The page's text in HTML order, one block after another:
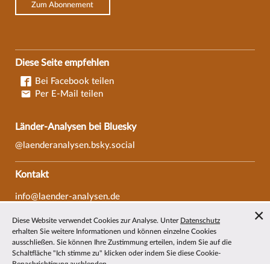
Zum Abonnement
Diese Seite empfehlen
Bei Facebook teilen
Per E-Mail teilen
Länder-Analysen bei Bluesky
@laenderanalysen.bsky.social
Kontakt
info@laender-analysen.de
Fax: 0421/218-69607
Redaktionen
Diese Website verwendet Cookies zur Analyse. Unter Datenschutz
erhalten Sie weitere Informationen und können einzelne Cookies
ausschließen. Sie können Ihre Zustimmung erteilen, indem Sie auf die
Schaltfläche "Ich stimme zu" klicken oder indem Sie diese Cookie-